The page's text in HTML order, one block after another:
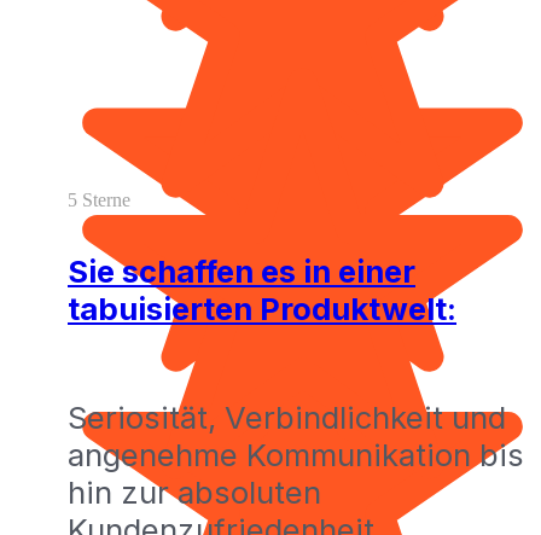
5 Sterne
Sie schaffen es in einer
tabuisierten Produktwelt:
Seriosität, Verbindlichkeit und
angenehme Kommunikation bis
hin zur absoluten